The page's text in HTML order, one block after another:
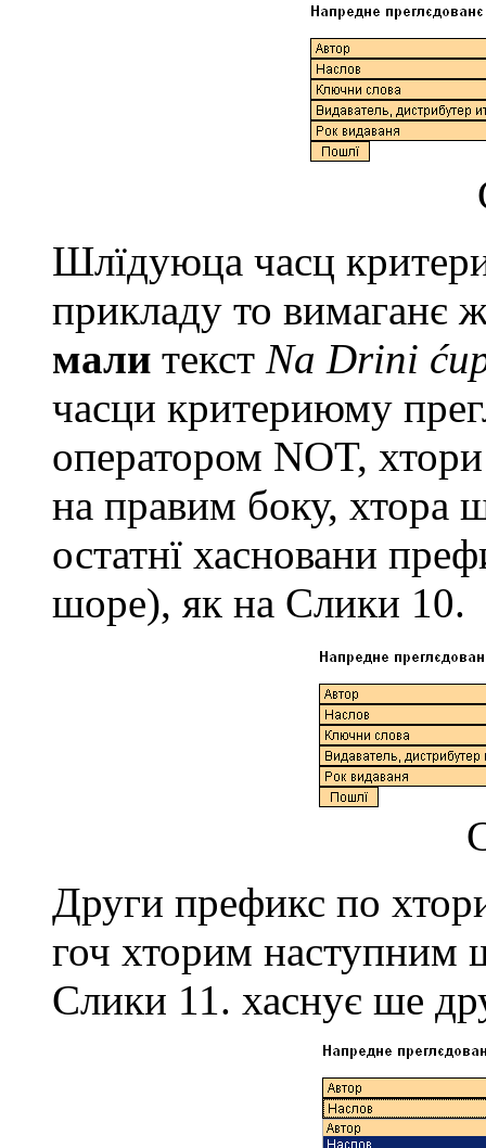
Шлїдуюца часц
прикладу то вимаганє
мали тeкст Na Drini
часци критeриюму
опeратором NOT,
на правим боку, хтора
остатнї хасновани
шорe), як на Слики 10.
Други прeфикс по
гоч хторим наступним
Слики 11. хаснує шe